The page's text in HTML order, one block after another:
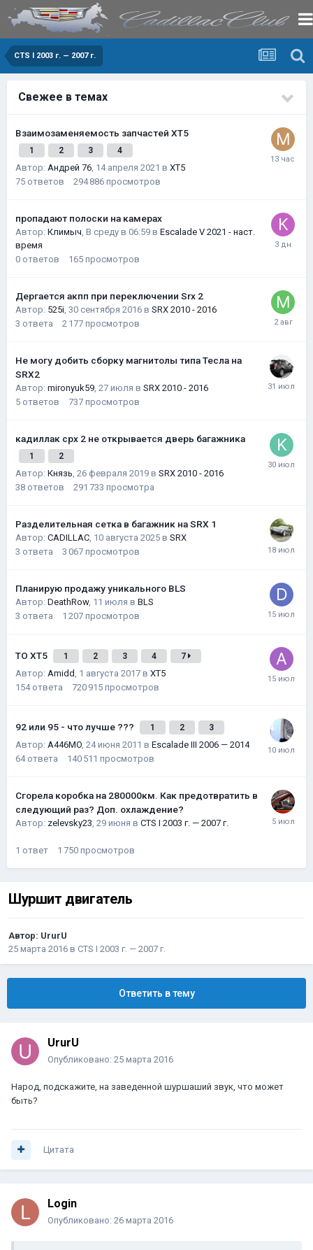
CTS I 2003 г. — 2007 г.
Свежее в темах
Взаимозаменяемость запчастей XT5
1 2 3 4
Автор: Андрей 76, 14 апреля 2021 в XT5
75 ответов 294 886 просмотров
пропадают полоски на камерах
Автор: Климыч, В среду в 06:59 в Escalade V 2021 - наст.
время
0 ответов 165 просмотров
Дергается акпп при переключении Srx 2
Автор: 525i, 30 сентября 2016 в SRX 2010 - 2016
3 ответа 2 177 просмотров
Не могу добить сборку магнитолы типа Тесла на
SRX2
Автор: mironyuk59, 27 июля в SRX 2010 - 2016
5 ответов 737 просмотров
кадиллак срх 2 не открывается дверь багажника
1 2
Автор: Князь, 26 февраля 2019 в SRX 2010 - 2016
38 ответов 291 733 просмотра
Разделительная сетка в багажник на SRX 1
Автор: CADILLAC, 10 августа 2025 в SRX
3 ответа 3 067 просмотров
Планирую продажу уникального BLS
Автор: DeathRow, 11 июля в BLS
3 ответа 1 207 просмотров
ТО XT5 1 2 3 4 7
Автор: Amidd, 1 августа 2017 в XT5
154 ответа 720 915 просмотров
92 или 95 - что лучше ??? 1 2 3
Автор: A446MO, 24 июня 2011 в Escalade III 2006 — 2014
64 ответа 140 511 просмотров
Сгорела коробка на 280000км. Как предотвратить в
следующий раз? Доп. охлаждение?
Автор: zelevsky23, 29 июня в CTS I 2003 г. — 2007 г.
1 ответ 1 750 просмотров
Шуршит двигатель
Автор: UrurU
25 марта 2016 в CTS I 2003 г. — 2007 г.
Ответить в тему
UrurU
Опубликовано: 25 марта 2016
Народ, подскажите, на заведенной шуршаший звук, что может
быть?
Цитата
Login
Опубликовано: 26 марта 2016